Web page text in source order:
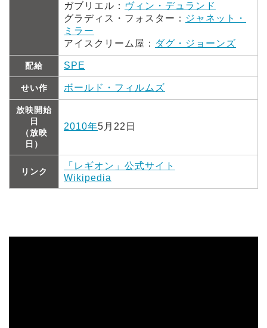
ガブリエル： ヴィン・デュランド
グラディス・フォスター： ジャネット・
ミラー
アイスクリーム屋： ダグ・ジョーンズ
配給 SPE
せい作 ボールド・フィルムズ
放映開始
日
（放映
日）
2010年5月22日
リンク
「レギオン」公式サイト
Wikipedia